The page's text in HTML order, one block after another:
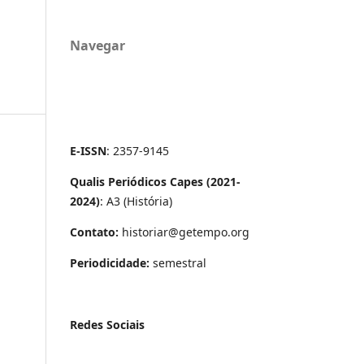
Navegar
E-ISSN: 2357-9145
Qualis Periódicos Capes (2021-
2024): A3 (História)
Contato: historiar@getempo.org
Periodicidade: semestral
Redes Sociais